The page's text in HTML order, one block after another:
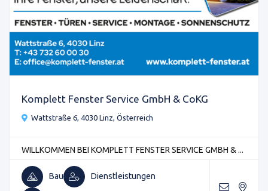
Komplett Fenster Service GmbH & CoKG
Wattstraße 6, 4030 Linz, Österreich
WILLKOMMEN BEI KOMPLETT FENSTER SERVICE GMBH & ...
Bau Dienstleistungen